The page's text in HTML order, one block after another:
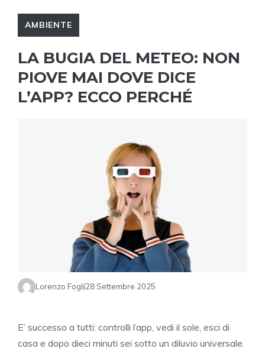
AMBIENTE
LA BUGIA DEL METEO: NON
PIOVE MAI DOVE DICE
L’APP? ECCO PERCHÉ
Lorenzo Fogli28 Settembre 2025
E’ successo a tutti: controlli l’app, vedi il sole, esci di
casa e dopo dieci minuti sei sotto un diluvio universale.